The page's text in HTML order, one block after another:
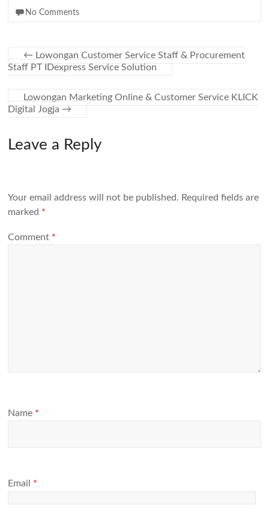
No Comments
← Lowongan Customer Service Staff & Procurement
Staff PT IDexpress Service Solution
Lowongan Marketing Online & Customer Service KLICK
Digital Jogja →
Leave a Reply
Your email address will not be published. Required fields are
marked *
Comment *
Name *
Email *